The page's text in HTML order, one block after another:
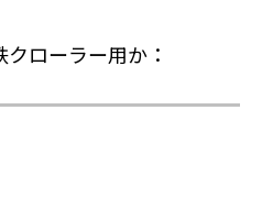
ローラー用か：